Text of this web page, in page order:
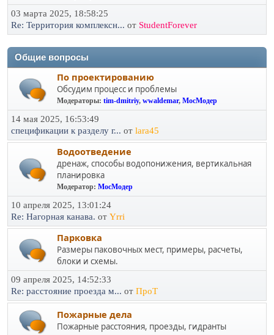
03 марта 2025, 18:58:25
Re: Территория комплексн... от StudentForever
Общие вопросы
По проектированию
Обсудим процесс и проблемы
Модераторы: tim-dmitriy, wwaldemar, МосМодер
14 мая 2025, 16:53:49
спецификации к разделу г... от lara45
Водоотведение
дренаж, способы водопонижения, вертикальная
планировка
Модератор: МосМодер
10 апреля 2025, 13:01:24
Re: Нагорная канава. от Yrri
Парковка
Размеры паковочных мест, примеры, расчеты,
блоки и схемы.
09 апреля 2025, 14:52:33
Re: расстояние проезда м... от ПроТ
Пожарные дела
Пожарные расстояния, проезды, гидранты